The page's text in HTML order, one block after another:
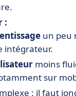
:
un peu
intégrateur.
moins
sur
: il faut